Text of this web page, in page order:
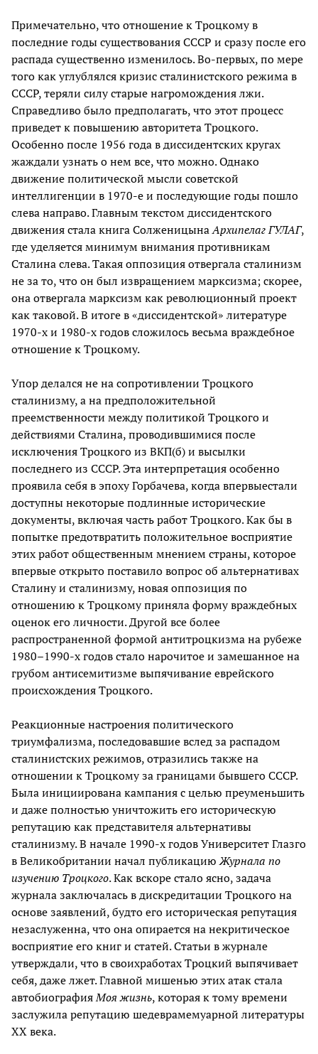
Примечательно, что отношение к Троцкому в
последние годы существования СССР и сразу после его
распада существенно изменилось. Во-первых, по мере
того как углублялся кризис сталинистского режима в
СССР, теряли силу старые нагромождения лжи.
Справедливо было предполагать, что этот процесс
приведет к повышению авторитета Троцкого.
Особенно после 1956 года в диссидентских кругах
жаждали узнать о нем все, что можно. Однако
движение политической мысли советской
интеллигенции в 1970-е и последующие годы пошло
слева направо. Главным текстом диссидентского
движения стала книга СолженицынаАрхипелаг ГУЛАГ,
где уделяется минимум внимания противникам
Сталина слева. Такая оппозиция отвергала сталинизм
не за то, что он был извращением марксизма; скорее,
она отвергала марксизм как революционный проект
как таковой. В итоге в «диссидентской» литературе
1970-х и 1980-х годов сложилось весьма враждебное
отношение к Троцкому.
Упор делался не на сопротивлении Троцкого
сталинизму, а на предположительной
преемственности между политикой Троцкого и
действиями Сталина, проводившимися после
исключения Троцкого из ВКП(б) и высылки
последнего из СССР. Эта интерпретация особенно
проявила себя в эпоху Горбачева, когда впервыестали
доступны некоторые подлинные исторические
документы, включая часть работ Троцкого. Как бы в
попытке предотвратить положительное восприятие
этих работ общественным мнением страны, которое
впервые открыто поставило вопрос об альтернативах
Сталину и сталинизму, новая оппозиция по
отношению к Троцкому приняла форму враждебных
оценок его личности. Другой все более
распространенной формой антитроцкизма на рубеже
1980–1990-х годов стало нарочитое и замешанное на
грубом антисемитизме выпячивание еврейского
происхождения Троцкого.
Реакционные настроения политического
триумфализма, последовавшие вслед за распадом
сталинистских режимов, отразились также на
отношении к Троцкому за границами бывшего СССР.
Была инициирована кампания с целью преуменьшить
и даже полностью уничтожить его историческую
репутацию как представителя альтернативы
сталинизму. В начале 1990-х годов Университет Глазго
в Великобритании начал публикациюЖурнала по
изучению Троцкого. Как вскоре стало ясно, задача
журнала заключалась в дискредитации Троцкого на
основе заявлений, будто его историческая репутация
незаслуженна, что она опирается на некритическое
восприятие его книг и статей. Статьи в журнале
утверждали, что в своихработах Троцкий выпячивает
себя, даже лжет. Главной мишенью этих атак стала
автобиографияМоя жизнь, которая к тому времени
заслужила репутацию шедеврамемуарной литературы
ХХ века.